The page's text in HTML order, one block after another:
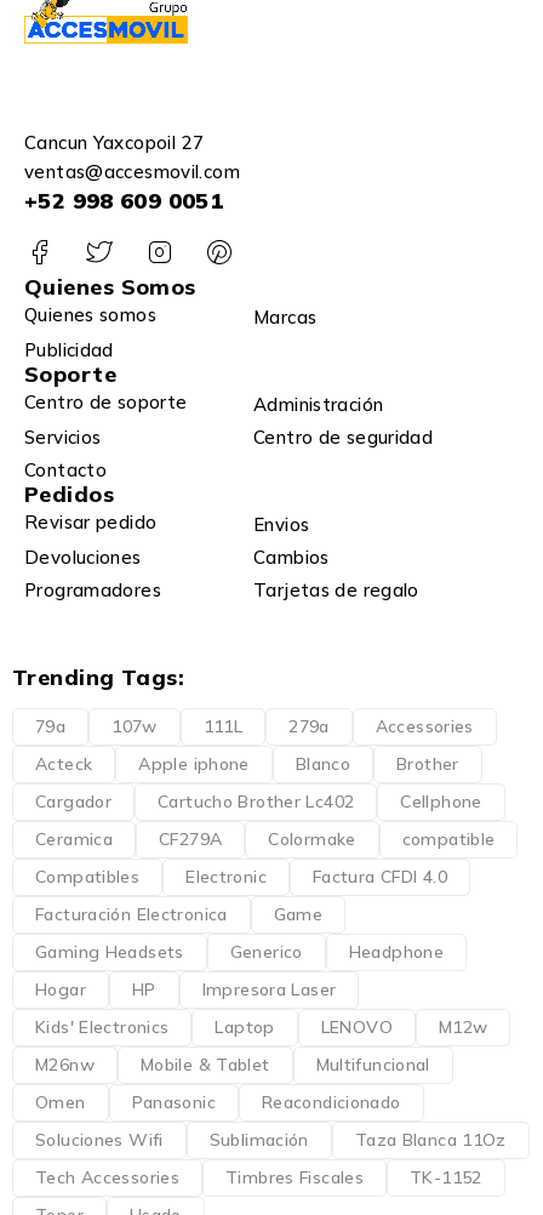
Cancun Yaxcopoil 27
ventas@accesmovil.com
+52 998 609 0051
Quienes Somos
Quienes somos
Marcas
Publicidad
Soporte
Centro de soporte
Administración
Servicios
Centro de seguridad
Contacto
Pedidos
Revisar pedido
Envios
Devoluciones
Cambios
Programadores
Tarjetas de regalo
Trending Tags:
79a 107w 111L 279a
Accessories
Acteck
Apple iphone Blanco
Brother
Cargador
Cartucho Brother Lc402
Cellphone
Ceramica
CF279A Colormake
compatible
Compatibles
Electronic
Factura CFDI 4.0
Facturación Electronica
Game
Gaming Headsets
Generico
Headphone
Hogar
HP
Impresora Laser
Kids' Electronics
Laptop LENOVO
M12w
M26nw
Mobile & Tablet
Multifuncional
Omen
Panasonic
Reacondicionado
Soluciones Wifi
Sublimación
Taza Blanca 11Oz
Tech Accessories
Timbres Fiscales
TK-1152